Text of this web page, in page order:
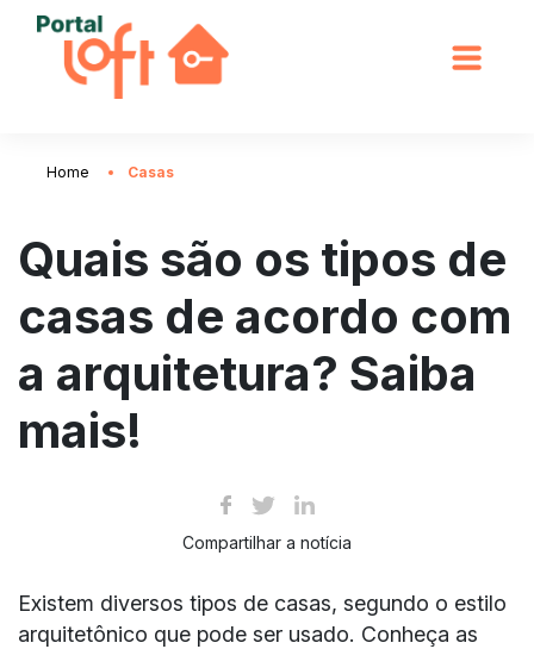
Home Casas
Quais são os tipos de
casas de acordo com
a arquitetura? Saiba
mais!
Compartilhar a notícia
Existem diversos tipos de casas, segundo o estilo
arquitetônico que pode ser usado. Conheça as